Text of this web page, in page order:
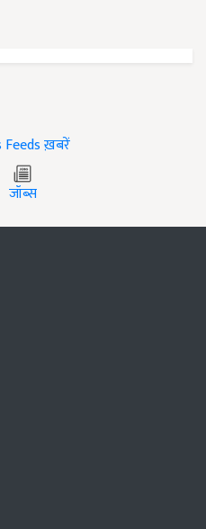
ख़बरें
जॉब्स